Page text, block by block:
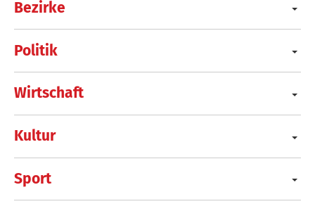
Bezirke
Politik
Wirtschaft
Kultur
Sport